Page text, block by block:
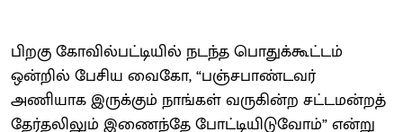
பிறகு கோவில்பட்டியில் நடந்த பொதுக்கூட்டம்
ஒன்றில் பேசிய வைகோ, “பஞ்சபாண்டவர்
அணியாக இருக்கும் நாங்கள் வருகின்ற சட்டமன்றத்
தேர்தலிலும் இணைந்தே போட்டியிடுவோம்” என்று